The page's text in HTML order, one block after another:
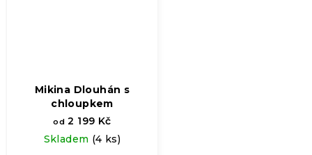
Mikina Dlouhán s
chloupkem
od 2 199 Kč
Skladem (4 ks)